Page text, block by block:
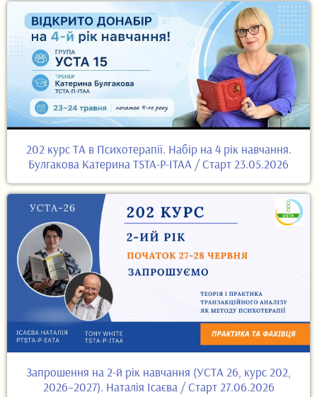
202 курс ТА в Психотерапії. Набір на 4 рік навчання.
Булгакова Катерина TSTA-P-ITAA / Старт 23.05.2026
Запрошення на 2-й рік навчання (УСТА 26, курс 202,
2026–2027). Наталія Ісаєва / Старт 27.06.2026